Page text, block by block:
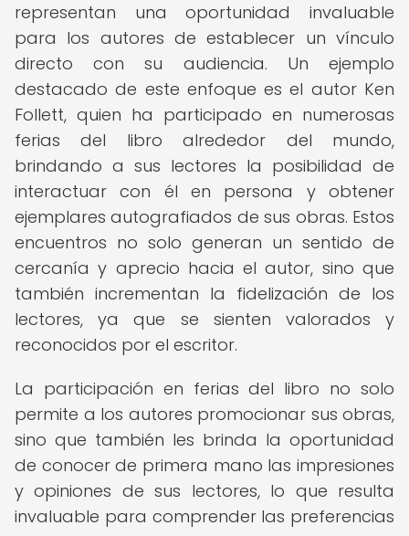
representan una oportunidad invaluable
para los autores de establecer un vínculo
directo con su audiencia. Un ejemplo
destacado de este enfoque es el autor Ken
Follett, quien ha participado en numerosas
ferias del libro alrededor del mundo,
brindando a sus lectores la posibilidad de
interactuar con él en persona y obtener
ejemplares autografiados de sus obras. Estos
encuentros no solo generan un sentido de
cercanía y aprecio hacia el autor, sino que
también incrementan la fidelización de los
lectores, ya que se sienten valorados y
reconocidos por el escritor.
La participación en ferias del libro no solo
permite a los autores promocionar sus obras,
sino que también les brinda la oportunidad
de conocer de primera mano las impresiones
y opiniones de sus lectores, lo que resulta
invaluable para comprender las preferencias